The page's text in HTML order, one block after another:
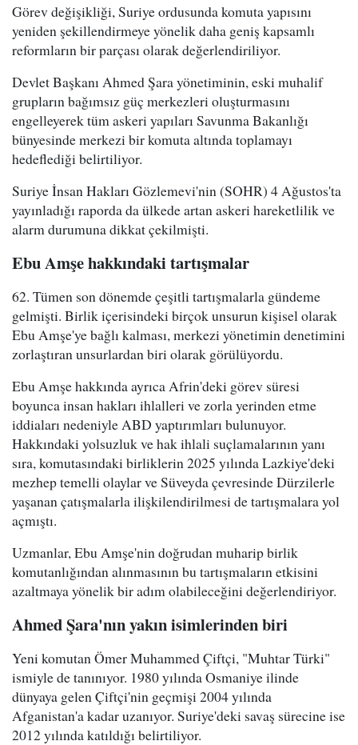
Görev değişikliği, Suriye ordusunda komuta yapısını
yeniden şekillendirmeye yönelik daha geniş kapsamlı
reformların bir parçası olarak değerlendiriliyor.
Devlet Başkanı Ahmed Şara yönetiminin, eski muhalif
grupların bağımsız güç merkezleri oluşturmasını
engelleyerek tüm askeri yapıları Savunma Bakanlığı
bünyesinde merkezi bir komuta altında toplamayı
hedeflediği belirtiliyor.
Suriye İnsan Hakları Gözlemevi'nin (SOHR) 4 Ağustos'ta
yayınladığı raporda da ülkede artan askeri hareketlilik ve
alarm durumuna dikkat çekilmişti.
Ebu Amşe hakkındaki tartışmalar
62. Tümen son dönemde çeşitli tartışmalarla gündeme
gelmişti. Birlik içerisindeki birçok unsurun kişisel olarak
Ebu Amşe'ye bağlı kalması, merkezi yönetimin denetimini
zorlaştıran unsurlardan biri olarak görülüyordu.
Ebu Amşe hakkında ayrıca Afrin'deki görev süresi
boyunca insan hakları ihlalleri ve zorla yerinden etme
iddiaları nedeniyle ABD yaptırımları bulunuyor.
Hakkındaki yolsuzluk ve hak ihlali suçlamalarının yanı
sıra, komutasındaki birliklerin 2025 yılında Lazkiye'deki
mezhep temelli olaylar ve Süveyda çevresinde Dürzilerle
yaşanan çatışmalarla ilişkilendirilmesi de tartışmalara yol
açmıştı.
Uzmanlar, Ebu Amşe'nin doğrudan muharip birlik
komutanlığından alınmasının bu tartışmaların etkisini
azaltmaya yönelik bir adım olabileceğini değerlendiriyor.
Ahmed Şara'nın yakın isimlerinden biri
Yeni komutan Ömer Muhammed Çiftçi, "Muhtar Türki"
ismiyle de tanınıyor. 1980 yılında Osmaniye ilinde
dünyaya gelen Çiftçi'nin geçmişi 2004 yılında
Afganistan'a kadar uzanıyor. Suriye'deki savaş sürecine ise
2012 yılında katıldığı belirtiliyor.